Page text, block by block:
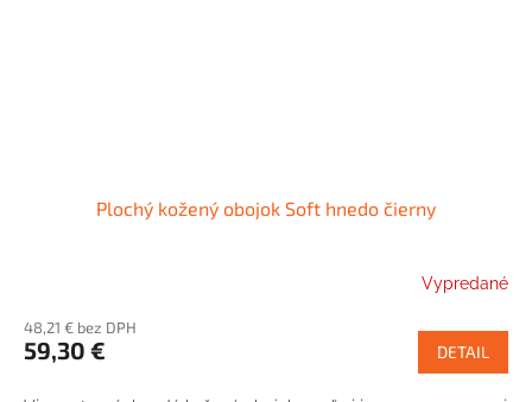
Plochý kožený obojok Soft hnedo čierny
Vypredané
48,21 € bez DPH
59,30 € DETAIL